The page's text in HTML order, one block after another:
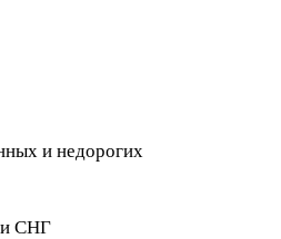
и недорогих
и СНГ